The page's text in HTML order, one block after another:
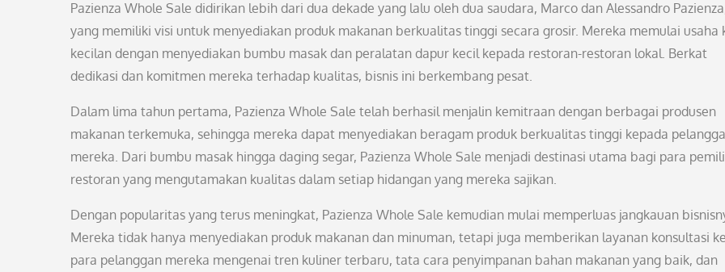
Pazienza Whole Sale didirikan lebih dari dua dekade yang lalu oleh dua saudara, Marco dan Alessandro
yang memiliki visi untuk menyediakan produk makanan berkualitas tinggi secara grosir. Mereka memulai usaha
kecilan dengan menyediakan bumbu masak dan peralatan dapur kecil kepada restoran-restoran lokal. Berkat
dedikasi dan komitmen mereka terhadap kualitas, bisnis ini berkembang pesat.
Dalam lima tahun pertama, Pazienza Whole Sale telah berhasil menjalin kemitraan dengan berbagai produsen
makanan terkemuka, sehingga mereka dapat menyediakan beragam produk berkualitas tinggi kepada
mereka. Dari bumbu masak hingga daging segar, Pazienza Whole Sale menjadi destinasi utama bagi para
restoran yang mengutamakan kualitas dalam setiap hidangan yang mereka sajikan.
Dengan popularitas yang terus meningkat, Pazienza Whole Sale kemudian mulai memperluas jangkauan
Mereka tidak hanya menyediakan produk makanan dan minuman, tetapi juga memberikan layanan konsultasi
para pelanggan mereka mengenai tren kuliner terbaru, tata cara penyimpanan bahan makanan yang baik, dan